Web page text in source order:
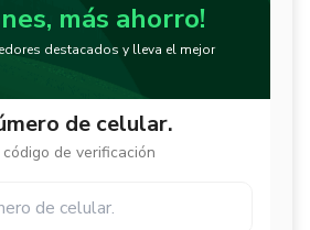
más ahorro!
destacados y lleva el mejor
de celular.
de verificación